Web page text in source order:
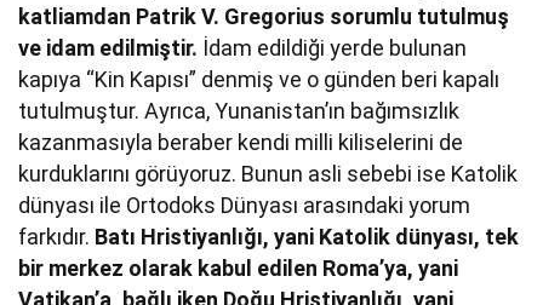
katliamdan Patrik V. Gregorius sorumlu tutulmuş
ve idam edilmiştir. İdam edildiği yerde bulunan
kapıya “Kin Kapısı” denmiş ve o günden beri kapalı
tutulmuştur. Ayrıca, Yunanistan’ın bağımsızlık
kazanmasıyla beraber kendi milli kiliselerini de
kurduklarını görüyoruz. Bunun asli sebebi ise Katolik
dünyası ile Ortodoks Dünyası arasındaki yorum
farkıdır. Batı Hristiyanlığı, yani Katolik dünyası, tek
bir merkez olarak kabul edilen Roma’ya, yani
Vatikan’a, bağlı iken Doğu Hristiyanlığı, yani